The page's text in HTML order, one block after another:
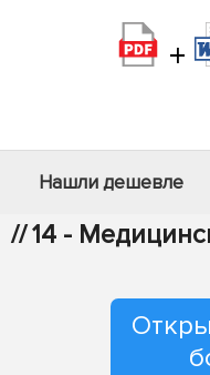
+
Нашли дешевле
//14 -